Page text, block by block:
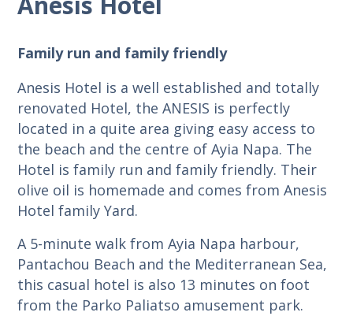
Family run and family friendly
Anesis Hotel is a well established and totally
renovated Hotel, the ANESIS is perfectly
located in a quite area giving easy access to
the beach and the centre of Ayia Napa. The
Hotel is family run and family friendly. Their
olive oil is homemade and comes from Anesis
Hotel family Yard.
A 5-minute walk from Ayia Napa harbour,
Pantachou Beach and the Mediterranean Sea,
this casual hotel is also 13 minutes on foot
from the Parko Paliatso amusement park.